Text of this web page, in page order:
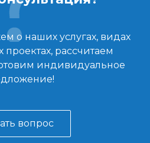
о наших услугах, видах
проектах, рассчитаем
индивидуальное
вопрос